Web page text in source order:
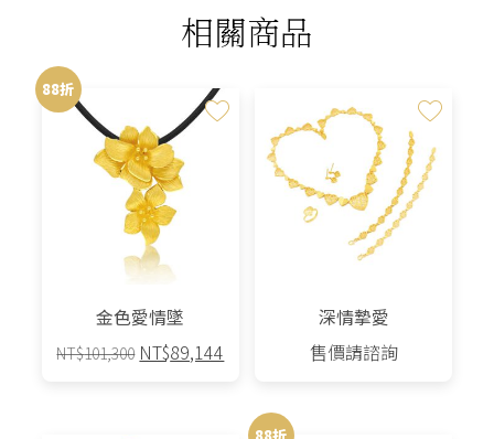
相關商品
88折
金色愛情墜
NT$101,300 原
NT$89,144
格：
深情摯愛
售價請諮詢